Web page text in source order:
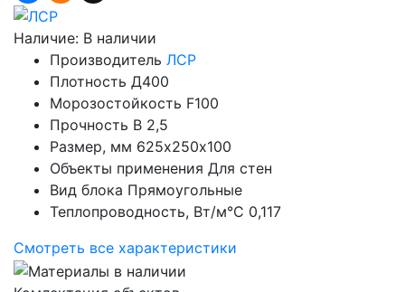
Наличие: В наличии
Производитель ЛСР
Плотность Д400
Морозостойкость F100
Прочность B 2,5
Размер, мм 625х250х100
Объекты применения Для стен
Вид блока Прямоугольные
Теплопроводность, Вт/м°С 0,117
Смотреть все характеристики